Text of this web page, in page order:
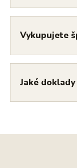
Vykupujete
Jaké